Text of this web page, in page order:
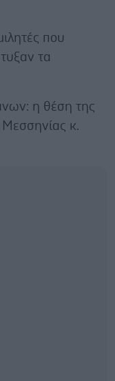
που
τα
η θέση της
κ.